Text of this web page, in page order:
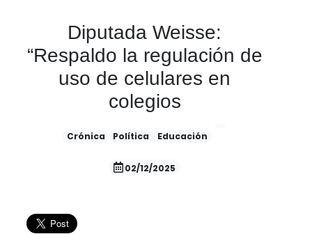
Diputada Weisse:
“Respaldo la regulación de
uso de celulares en
colegios
Crónica Política Educación
02/12/2025